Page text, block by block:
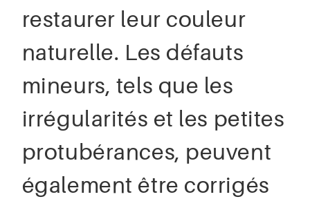
restaurer leur couleur
naturelle. Les défauts
mineurs, tels que les
irrégularités et les petites
protubérances, peuvent
également être corrigés